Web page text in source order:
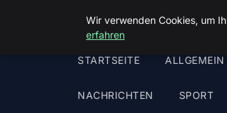
Malzminden
STARTSEITE ALLGEMEIN
NACHRICHTEN SPORT
Wir verwenden Cookies, um
erfahren